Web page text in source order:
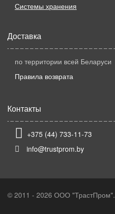
Системы хранения
Доставка
по территории всей Беларуси
Правила возврата
Контакты
+375 (44) 733-11-73
info@trustprom.by
© 2011 - 2026 ООО "ТрастПром".